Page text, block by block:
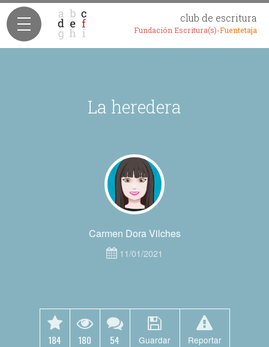
club de escritura
Fundación Escritura(s)-Fuentetaja
La heredera
Carmen Dora Vilches
11/01/2021
184 180 54 Guardar Reportar